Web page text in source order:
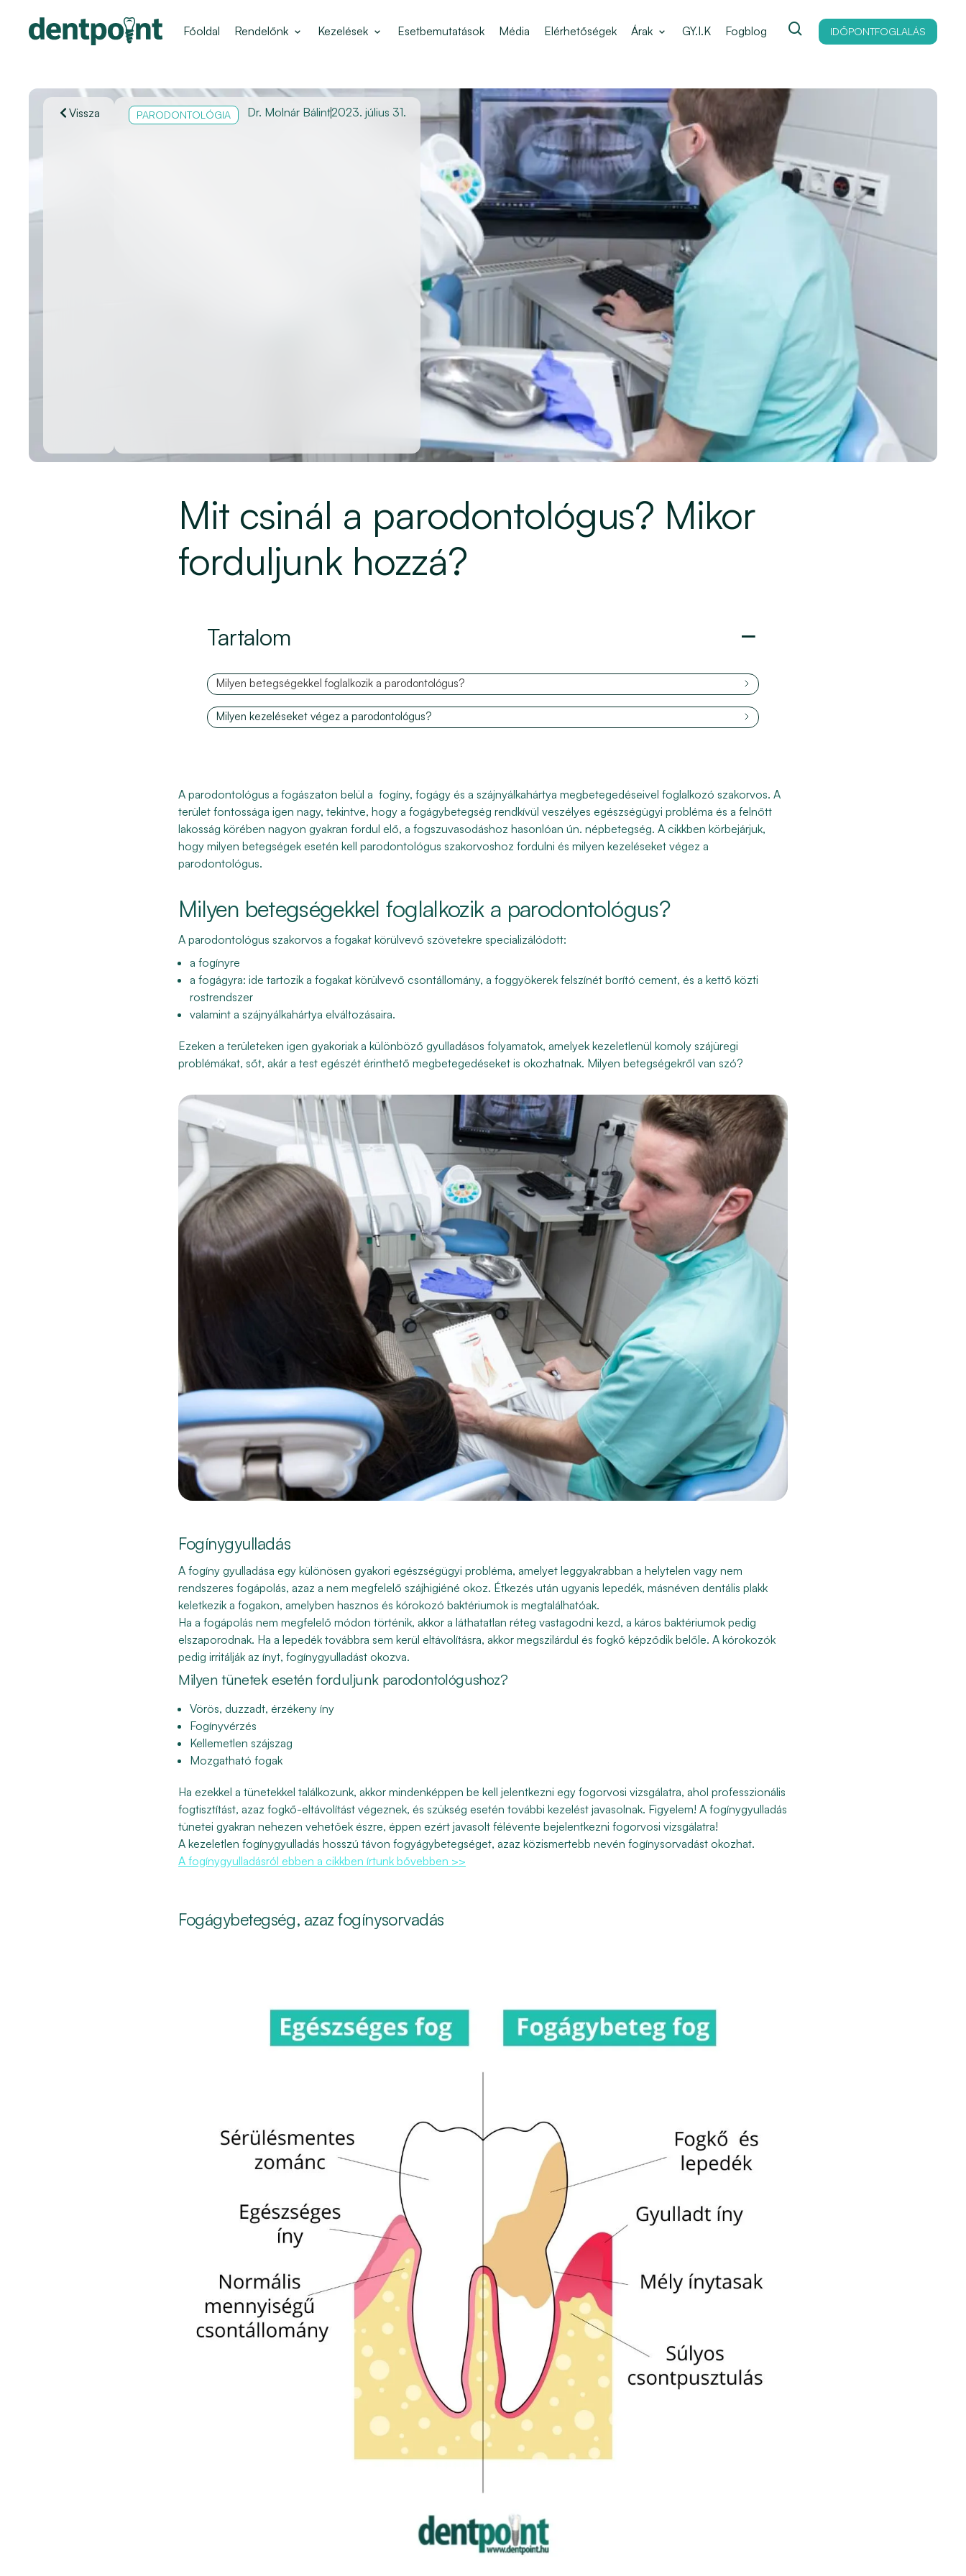
Főoldal Rendelőnk Kezelések Esetbemutatások Média Elérhetőségek Árak GY.I.K Fogblog IDŐPONTFOGLALÁS
Vissza PARODONTOLÓGIA Dr. Molnár Bálint2023. július 31.
Mit csinál a parodontológus? Mikor
forduljunk hozzá?
Tartalom
Milyen betegségekkel foglalkozik a parodontológus?
Milyen kezeléseket végez a parodontológus?
A parodontológus a fogászaton belül a fogíny, fogágy és a szájnyálkahártya megbetegedéseivel foglalkozó szakorvos. A
terület fontossága igen nagy, tekintve, hogy a fogágybetegség rendkívül veszélyes egészségügyi probléma és a felnőtt
lakosság körében nagyon gyakran fordul elő, a fogszuvasodáshoz hasonlóan ún. népbetegség. A cikkben körbejárjuk,
hogy milyen betegségek esetén kell parodontológus szakorvoshoz fordulni és milyen kezeléseket végez a
parodontológus.
Milyen betegségekkel foglalkozik a parodontológus?
A parodontológus szakorvos a fogakat körülvevő szövetekre specializálódott:
a fogínyre
a fogágyra: ide tartozik a fogakat körülvevő csontállomány, a foggyökerek felszínét borító cement, és a kettő közti
rostrendszer
valamint a szájnyálkahártya elváltozásaira.
Ezeken a területeken igen gyakoriak a különböző gyulladásos folyamatok, amelyek kezeletlenül komoly szájüregi
problémákat, sőt, akár a test egészét érinthető megbetegedéseket is okozhatnak. Milyen betegségekről van szó?
Fogínygyulladás
A fogíny gyulladása egy különösen gyakori egészségügyi probléma, amelyet leggyakrabban a helytelen vagy nem
rendszeres fogápolás, azaz a nem megfelelő szájhigiéné okoz. Étkezés után ugyanis lepedék, másnéven dentális plakk
keletkezik a fogakon, amelyben hasznos és kórokozó baktériumok is megtalálhatóak.
Ha a fogápolás nem megfelelő módon történik, akkor a láthatatlan réteg vastagodni kezd, a káros baktériumok pedig
elszaporodnak. Ha a lepedék továbbra sem kerül eltávolításra, akkor megszilárdul és fogkő képződik belőle. A kórokozók
pedig irritálják az ínyt, fogínygyulladást okozva.
Milyen tünetek esetén forduljunk parodontológushoz?
Vörös, duzzadt, érzékeny íny
Fogínyvérzés
Kellemetlen szájszag
Mozgatható fogak
Ha ezekkel a tünetekkel találkozunk, akkor mindenképpen be kell jelentkezni egy fogorvosi vizsgálatra, ahol professzionális
fogtisztítást, azaz fogkő-eltávolítást végeznek, és szükség esetén további kezelést javasolnak. Figyelem! A fogínygyulladás
tünetei gyakran nehezen vehetőek észre, éppen ezért javasolt félévente bejelentkezni fogorvosi vizsgálatra!
A kezeletlen fogínygyulladás hosszú távon fogyágybetegséget, azaz közismertebb nevén fogínysorvadást okozhat.
A fogínygyulladásról ebben a cikkben írtunk bővebben >>
Fogágybetegség, azaz fogínysorvadás